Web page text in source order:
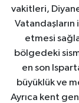
vakitleri,
etmesi
bölgedeki
en son
büyüklük ve
Ayrıca kent